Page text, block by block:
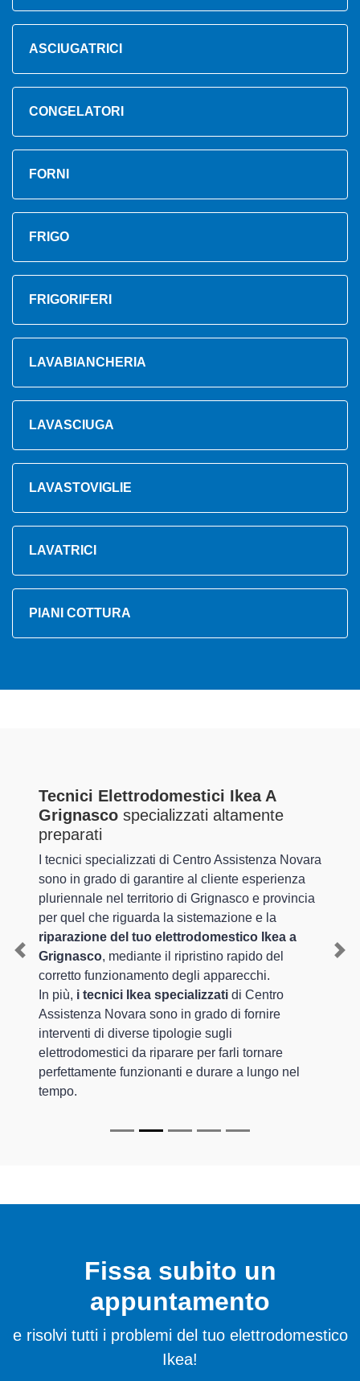
ASCIUGATRICI
CONGELATORI
FORNI
FRIGO
FRIGORIFERI
LAVABIANCHERIA
LAVASCIUGA
LAVASTOVIGLIE
LAVATRICI
PIANI COTTURA
Tecnici Elettrodomestici Ikea A
Grignasco specializzati altamente
preparati
I tecnici specializzati di Centro Assistenza Novara
sono in grado di garantire al cliente esperienza
pluriennale nel territorio di Grignasco e provincia
per quel che riguarda la sistemazione e la
riparazione del tuo elettrodomestico Ikea a
Grignasco, mediante il ripristino rapido del
corretto funzionamento degli apparecchi.
In più, i tecnici Ikea specializzati di Centro
Assistenza Novara sono in grado di fornire
interventi di diverse tipologie sugli
elettrodomestici da riparare per farli tornare
perfettamente funzionanti e durare a lungo nel
tempo.
Previous
Fissa subito un
appuntamento
e risolvi tutti i problemi del tuo elettrodomestico
Ikea!